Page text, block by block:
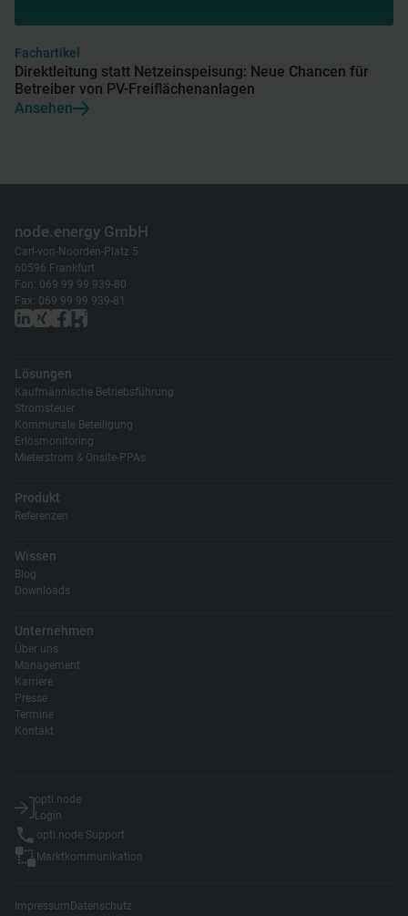
Fachartikel
Direktleitung statt Netzeinspeisung: Neue Chancen für
Betreiber von PV-Freiflächenanlagen
Ansehen
node.energy GmbH
Carl-von-Noorden-Platz 5
60596 Frankfurt
Fon: 069 99 99 939-80
Fax: 069 99 99 939-81
Lösungen
Kaufmännische Betriebsführung
Stromsteuer
Kommunale Beteiligung
Erlösmonitoring
Mieterstrom & Onsite-PPAs
Produkt
Referenzen
Wissen
Blog
Downloads
Unternehmen
Über uns
Management
Karriere
Presse
Termine
Kontakt
opti.node
Login
opti.node Support
Marktkommunikation
Impressum Datenschutz